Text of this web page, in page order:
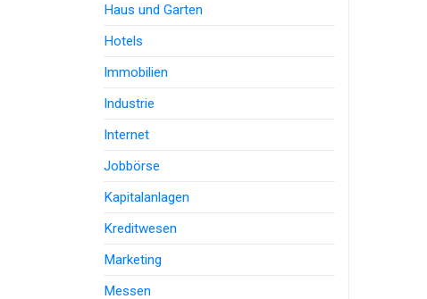
Haus und Garten
Hotels
Immobilien
Industrie
Internet
Jobbörse
Kapitalanlagen
Kreditwesen
Marketing
Messen